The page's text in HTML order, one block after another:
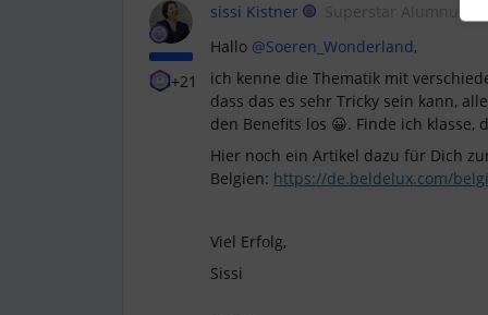
+21
sissi Kistner Superstar Alumnus
Hallo @Soeren_Wonderland,
ich kenne die Thematik mit
dass das es sehr Tricky sein kann,
den Benefits los 😀. Finde ich klasse,
Hier noch ein Artikel dazu für Dich
Belgien: https://de.beldelux.com/
Viel Erfolg,
Sissi